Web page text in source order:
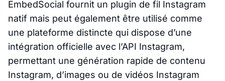
EmbedSocial fournit un plugin de fil Instagram
natif mais peut également être utilisé comme
une plateforme distincte qui dispose d’une
intégration officielle avec l’API Instagram,
permettant une génération rapide de contenu
Instagram, d’images ou de vidéos Instagram